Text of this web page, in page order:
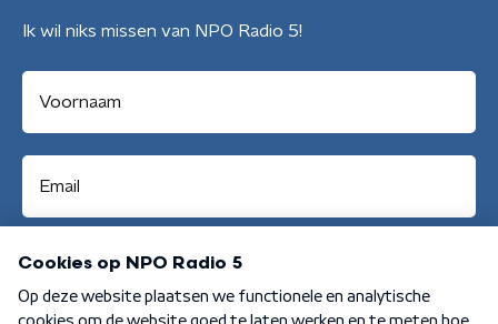
Ik wil niks missen van NPO Radio 5!
Aanmelden